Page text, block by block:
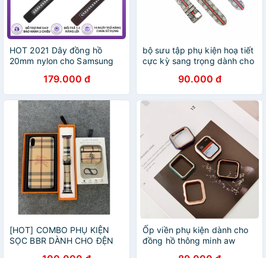
HOT 2021 Dây đồng hồ
20mm nylon cho Samsung
2 44mm 40mm/Galaxy
Watch 3 41mm/Galaxy
Watch
179.000 đ
bộ sưu tập phụ kiện hoạ tiết
cực kỳ sang trọng dành cho
90.000 đ
[HOT] COMBO PHỤ KIỆN
SỌC BBR DÀNH CHO ĐỆN
Ốp viền phụ kiện dành cho
đồng hồ thông minh aw